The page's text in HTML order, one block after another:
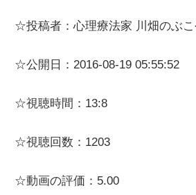
☆投稿者：心理療法家 川畑のぶ
☆公開日：2016-08-19 05:55:52
☆視聴時間：13:8
☆視聴回数：1203
☆動画の評価：5.00